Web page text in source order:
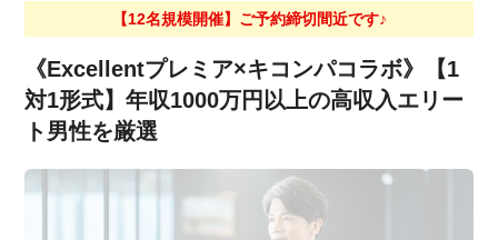
【12名規模開催】ご予約締切間近です♪
《Excellentプレミア×キコンパコラボ》【1
対1形式】年収1000万円以上の高収入エリー
ト男性を厳選